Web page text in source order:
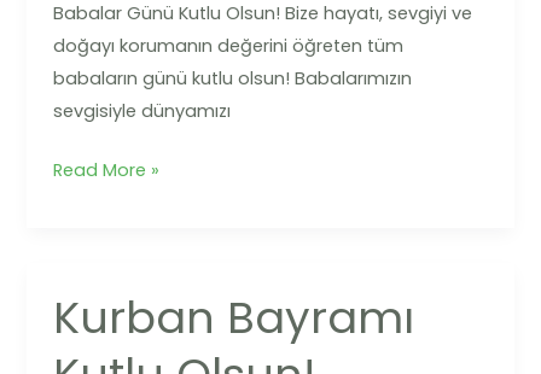
Babalar Günü Kutlu Olsun! Bize hayatı, sevgiyi ve
doğayı korumanın değerini öğreten tüm
babaların günü kutlu olsun! Babalarımızın
sevgisiyle dünyamızı
Read More »
Kurban Bayramı
Kurban
Bayramı
Kutlu